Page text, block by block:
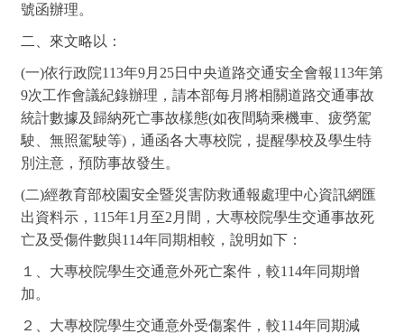
號函辦理。
二、來文略以：
(一)依行政院113年9月25日中央道路交通安全會報113年第
9次工作會議紀錄辦理，請本部每月將相關道路交通事故
統計數據及歸納死亡事故樣態(如夜間騎乘機車、疲勞駕
駛、無照駕駛等)，通函各大專校院，提醒學校及學生特
別注意，預防事故發生。
(二)經教育部校園安全暨災害防救通報處理中心資訊網匯
出資料示，115年1月至2月間，大專校院學生交通事故死
亡及受傷件數與114年同期相較，說明如下：
１、大專校院學生交通意外死亡案件，較114年同期增
加。
２、大專校院學生交通意外受傷案件，較114年同期減